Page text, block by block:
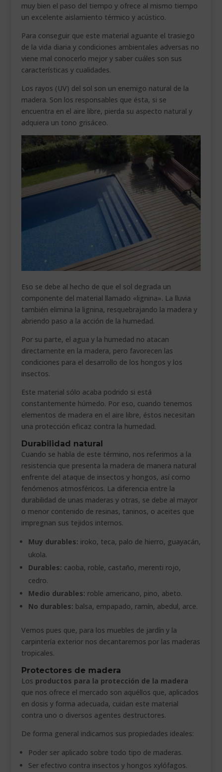
muy bien el paso del tiempo y ofrece al mismo tiempo
un excelente aislamiento térmico y acústico.
Para conseguir que este material aguante el trasiego
de la vida diaria y condiciones ambientales adversas no
viene mal conocerlo mejor y saber cuáles son sus
características y cualidades.
Los rayos (UV) del sol son un enemigo natural de la
madera. Son los responsables que ésta, si se
encuentra en el aire libre, pierda su aspecto natural y
adquiera un tono grisáceo.
Eso se debe al hecho de que el sol degrada un
componente del material llamado «lignina». La lluvia
también elimina la lignina, resquebrajando la madera y
abriendo paso a la acción de la humedad.
Por su parte, el agua y la humedad no atacan
directamente en la madera, pero favorecen las
condiciones para el desarrollo de los hongos y los
insectos.
Este material sólo acaba podrido si está
constantemente húmedo. Por eso, cuando tenemos
elementos de madera en el aire libre, éstos necesitan
una protección eficaz contra la humedad.
Durabilidad natural
Cuando se habla de este término, nos referimos a la
resistencia que presenta la madera de manera natural
enfrente del ataque de insectos y hongos, así como
fenómenos atmosféricos. La diferencia entre la
durabilidad de unas maderas y otras, se debe al mayor
o menor contenido de resinas, taninos, o aceites que
impregnan sus tejidos internos.
Muy durables: iroko, teca, palo de hierro, guayacán,
ukola.
Durables: caoba, roble, castaño, merenti rojo,
cedro.
Medio durables: roble americano, pino, abeto.
No durables: balsa, empapado, ramín, abedul, arce.
Vemos pues que, para los muebles de jardín y la
carpintería exterior nos decantaremos por las maderas
tropicales.
Protectores de madera
Los productos para la protección de la madera
que nos ofrece el mercado son aquéllos que, aplicados
en dosis y forma adecuada, cuidan este material
contra uno o diversos agentes destructores.
De forma general indicamos sus propiedades ideales:
Poder ser aplicado sobre todo tipo de maderas.
Ser efectivo contra insectos y hongos xylófagos.